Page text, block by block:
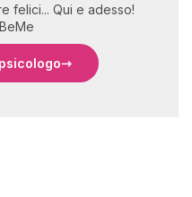
felici... Qui e adesso!